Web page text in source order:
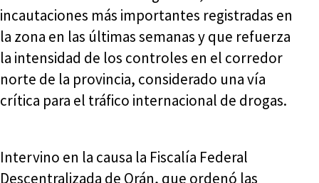
incautaciones más importantes registradas en
la zona en las últimas semanas y que refuerza
la intensidad de los controles en el corredor
norte de la provincia, considerado una vía
crítica para el tráfico internacional de drogas.
Intervino en la causa la Fiscalía Federal
Descentralizada de Orán, que ordenó las